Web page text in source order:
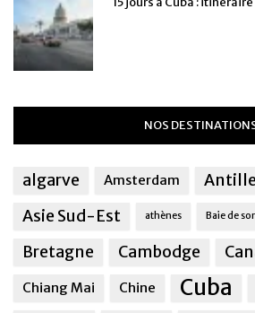
NOS
algarve Amsterdam
Asie Sud-Est
athènes Baie de
Bretagne Cambodge
Chiang Mai Chine Cuba